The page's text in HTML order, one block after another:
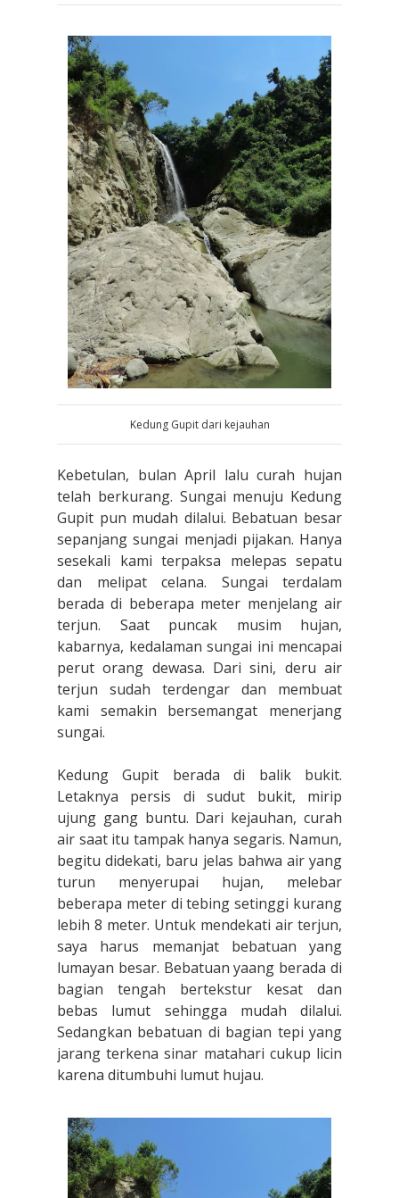
Kedung Gupit dari kejauhan
Kebetulan, bulan April lalu curah hujan
telah berkurang. Sungai menuju Kedung
Gupit pun mudah dilalui. Bebatuan besar
sepanjang sungai menjadi pijakan. Hanya
sesekali kami terpaksa melepas sepatu
dan melipat celana. Sungai terdalam
berada di beberapa meter menjelang air
terjun. Saat puncak musim hujan,
kabarnya, kedalaman sungai ini mencapai
perut orang dewasa. Dari sini, deru air
terjun sudah terdengar dan membuat
kami semakin bersemangat menerjang
sungai.
Kedung Gupit berada di balik bukit.
Letaknya persis di sudut bukit, mirip
ujung gang buntu. Dari kejauhan, curah
air saat itu tampak hanya segaris. Namun,
begitu didekati, baru jelas bahwa air yang
turun menyerupai hujan, melebar
beberapa meter di tebing setinggi kurang
lebih 8 meter. Untuk mendekati air terjun,
saya harus memanjat bebatuan yang
lumayan besar. Bebatuan yaang berada di
bagian tengah bertekstur kesat dan
bebas lumut sehingga mudah dilalui.
Sedangkan bebatuan di bagian tepi yang
jarang terkena sinar matahari cukup licin
karena ditumbuhi lumut hujau.